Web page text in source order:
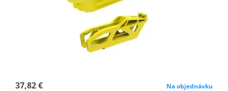
37,82 € Na objednávku